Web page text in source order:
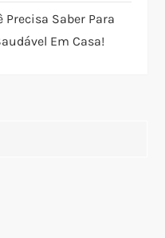
Precisa Saber Para
Em Casa!